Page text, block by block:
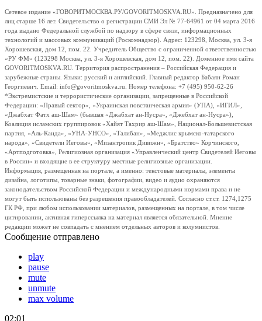
Сетевое издание «ГОВОРИТМОСКВА.РУ/GOVORITMOSKVA.RU». Предназначено для
лиц старше 16 лет. Свидетельство о регистрации СМИ Эл № 77-64961 от 04 марта 2016
года выдано Федеральной службой по надзору в сфере связи, информационных
технологий и массовых коммуникаций (Роскомнадзор). Адрес: 123298, Москва, ул. 3-я
Хорошевская, дом 12, пом. 22. Учредитель Общество с ограниченной ответственностью
«РУ ФМ» (123298 Москва, ул. 3-я Хорошевская, дом 12, пом. 22). Доменное имя сайта
GOVORITMOSKVA.RU. Территория распространения – Российская Федерация и
зарубежные страны. Языки: русский и английский. Главный редактор Бабаян Роман
Георгиевич. Email: info@govoritmoskva.ru. Номер телефона: +7 (495) 950-62-26
*Экстремистские и террористические организации, запрещенные в Российской
Федерации: «Правый сектор», «Украинская повстанческая армия» (УПА), «ИГИЛ»,
«Джабхат Фатх аш-Шам» (бывшая «Джабхат ан-Нусра», «Джебхат ан-Нусра»),
Коалиция исламских группировок «Хайят Тахрир аш-Шам», Национал-Большевистская
партия, «Аль-Каида», «УНА-УНСО», «Талибан», «Меджлис крымско-татарского
народа», «Свидетели Иеговы», «Мизантропик Дивижн», «Братство» Корчинского,
«Артподготовка», Религиозная организация «Управленческий центр Свидетелей Иеговы
в России» и входящие в ее структуру местные религиозные организации.
Информация, размещенная на портале, а именно: текстовые материалы, элементы
дизайна, логотипы, товарные знаки, фотографии, видео и аудио охраняются
законодательством Российской Федерации и международными нормами права и не
могут быть использованы без разрешения правообладателей. Согласно ст.ст. 1274,1275
ГК РФ, при любом использовании материалов, размещенных на портале, в том числе
цитировании, активная гиперссылка на материал является обязательной. Мнение
редакции может не совпадать с мнением отдельных авторов и колумнистов.
Сообщение отправлено
play
pause
mute
unmute
max volume
02:01